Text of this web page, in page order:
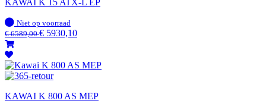
KAWAI K 15 ATX-L EP
Op
voorraad
Niet op voorraad
€6589,00€ 5930,10
KAWAI K 800 AS MEP